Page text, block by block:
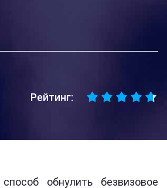
Рейтинг:
обнулить безвизовое